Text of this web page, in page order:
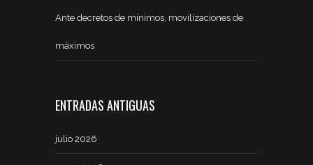
Ante decretos de mínimos, movilizaciones de
máximos
ENTRADAS ANTIGUAS
julio 2026